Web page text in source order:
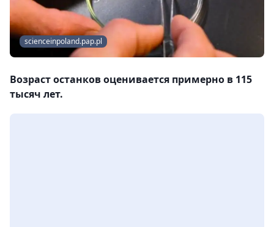
scienceinpoland.pap.pl
Возраст останков оценивается примерно в 115
тысяч лет.